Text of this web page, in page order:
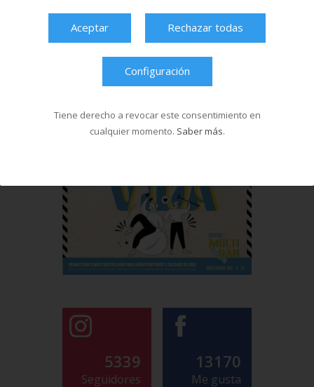
5339
Seguidores
13170
Me gusta
Aceptar Rechazar todas
Configuración
Tiene derecho a revocar este consentimiento en
cualquier momento. Saber más.